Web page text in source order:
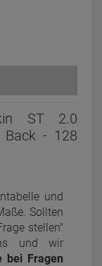
ST 2.0
Back - 128
und
Sollten
stellen"
und wir
bei Fragen